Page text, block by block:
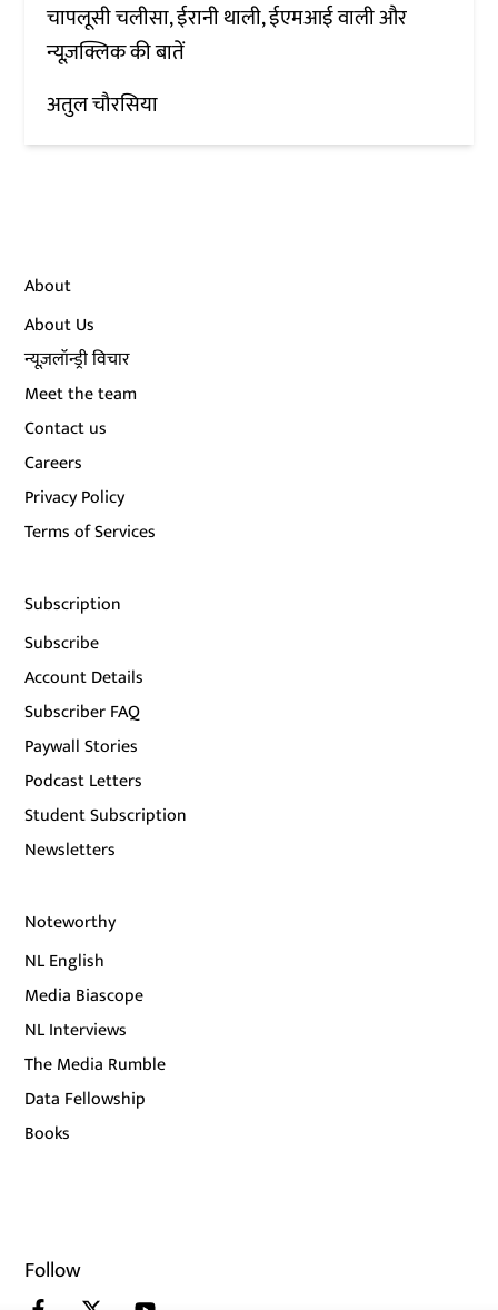
चापलूसी चलीसा, ईरानी थाली, ईएमआई वाली और
न्यूज़क्लिक की बातें
अतुल चौरसिया
About
About Us
न्यूज़लॉन्ड्री विचार
Meet the team
Contact us
Careers
Privacy Policy
Terms of Services
Subscription
Subscribe
Account Details
Subscriber FAQ
Paywall Stories
Podcast Letters
Student Subscription
Newsletters
Noteworthy
NL English
Media Biascope
NL Interviews
The Media Rumble
Data Fellowship
Books
Follow